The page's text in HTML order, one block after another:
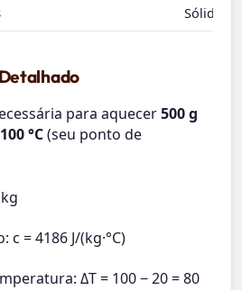
Sólido
para aquecer500 g
°C(seu ponto de
c = 4186 J/(kg·°C)
ΔT = 100 − 20 = 80